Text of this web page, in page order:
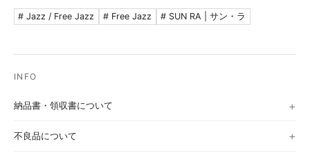
# Jazz / Free Jazz # Free Jazz # SUN RA | サン・ラ
納品書・領収書について
不良品について